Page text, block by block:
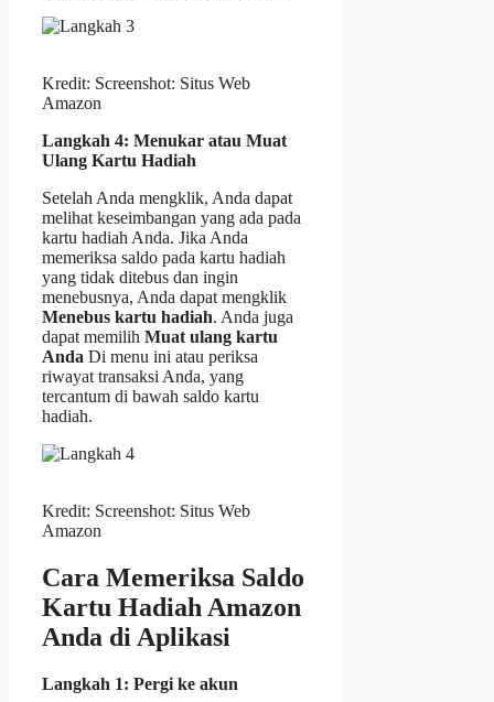
Kredit: Screenshot: Situs Web
Amazon
Langkah 4: Menukar atau Muat
Ulang Kartu Hadiah
Setelah Anda mengklik, Anda dapat
melihat keseimbangan yang ada pada
kartu hadiah Anda. Jika Anda
memeriksa saldo pada kartu hadiah
yang tidak ditebus dan ingin
menebusnya, Anda dapat mengklik
Menebus kartu hadiah. Anda juga
dapat memilih Muat ulang kartu
Anda Di menu ini atau periksa
riwayat transaksi Anda, yang
tercantum di bawah saldo kartu
hadiah.
Kredit: Screenshot: Situs Web
Amazon
Cara Memeriksa Saldo
Kartu Hadiah Amazon
Anda di Aplikasi
Langkah 1: Pergi ke akun